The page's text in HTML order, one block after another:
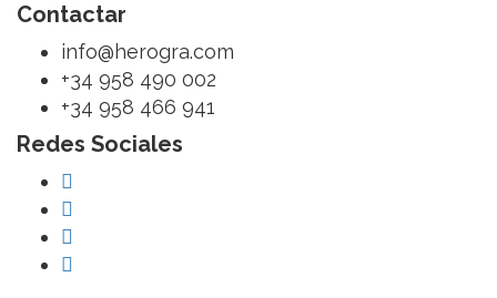
Contactar
info@herogra.com
+34 958 490 002
+34 958 466 941
Redes Sociales